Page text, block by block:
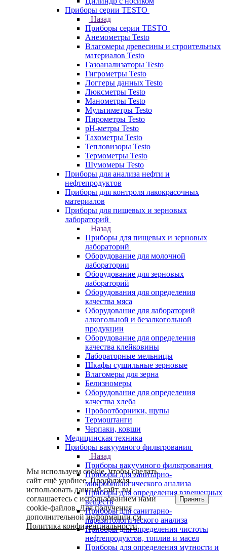
Приборы серии TESTO
Назад
Приборы серии TESTO
Анемометры Testo
Влагомеры древесины и строительных
материалов Testo
Газоанализаторы Testo
Гигрометры Testo
Логгеры данных Testo
Люксметры Testo
Манометры Testo
Мультиметры Testo
Пирометры Testo
pH-метры Testo
Тахометры Testo
Тепловизоры Testo
Термометры Testo
Шумомеры Testo
Приборы для анализа нефти и
нефтепродуктов
Приборы для контроля лакокрасочных
материалов
Приборы для пищевых и зерновых
лабораторий
Назад
Приборы для пищевых и зерновых
лабораторий
Оборудование для молочной
лаборатории
Оборудование для зерновых
лабораторий
Оборудования для определения
качества мяса
Оборудование для лабораторий
алкогольной и безалкогольной
продукции
Оборудование для определения
качества клейковины
Лабораторные мельницы
Шкафы сушильные зерновые
Влагомеры для зерна
Белизномеры
Оборудование для определения
качества хлеба
Пробоотборники, щупы
Термоштанги
Черпаки, ковши
Медицинская техника
Приборы вакуумного фильтрования
Назад
Приборы вакуумного фильтрования
Приборы для санитарно-
микробиологического анализа
Приборы для определения взвешенных
веществ
Приборы для санитарно-
паразитологического анализа
Приборы для определения чистоты
нефтепродуктов, топлив и масел
Приборы для определения мутности и
Мы используем cookie, чтобы сделать
сайт ещё удобнее. Продолжая
использовать данный сайт, вы
соглашаетесь с использованием нами
cookie-файлов. Для получения
дополнительной информации см.
Политика конфиденциальности.
Принять